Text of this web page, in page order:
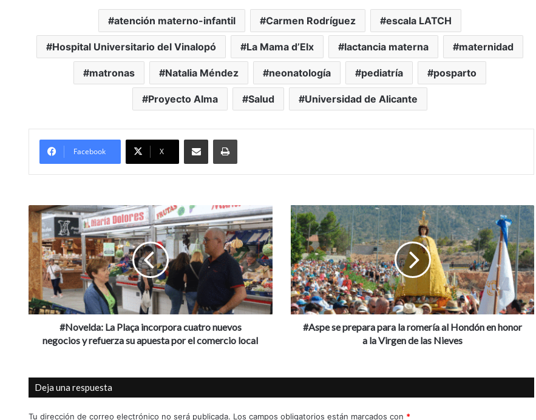
atención materno-infantil Carmen Rodríguez escala LATCH
Hospital Universitario del Vinalopó La Mama d’Elx lactancia materna maternidad
matronas Natalia Méndez neonatología pediatría posparto
Proyecto Alma Salud Universidad de Alicante
Facebook X
Compartir por Mail Imprimir
#Novelda:
La
Plaça
incorpora
cuatro
nuevos
negocios
y
refuerza
apuesta
comercio
local
#Novelda: La Plaça incorpora cuatro nuevos
negocios y refuerza su apuesta por el comercio local
#Aspe
se
prepara
para
la
romería
al
Hondón
en
honor
de
#Aspe se prepara para la romería al Hondón en honor
a la Virgen de las Nieves
Deja una respuesta
Tu dirección de correo electrónico no será publicada. Los campos obligatorios están marcados con *